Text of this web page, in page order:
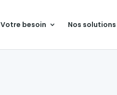
Votre besoin Nos solutions